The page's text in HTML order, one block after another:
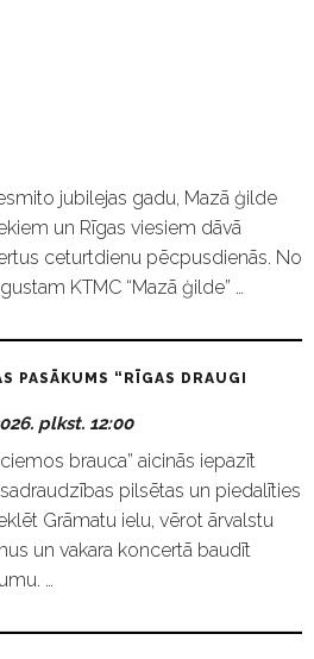
jubilejas gadu, Mazā ģilde
un Rīgas viesiem dāvā
ceturtdienu pēcpusdienās. No
KTMC “Mazā ģilde” …
PASĀKUMS “RĪGAS DRAUGI
plkst. 12:00
brauca” aicinās iepazīt
pilsētas un piedalīties
Grāmatu ielu, vērot ārvalstu
un vakara koncertā baudīt
…